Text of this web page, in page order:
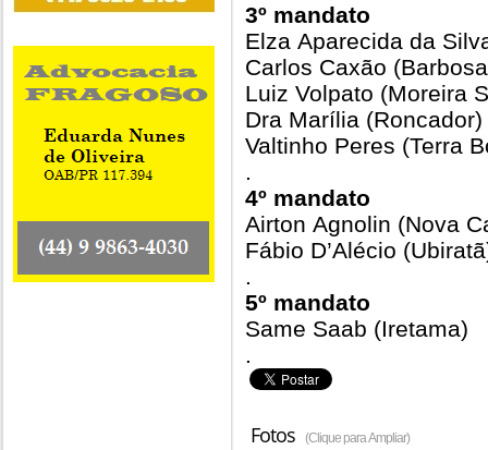
3º mandato
Elza Aparecida da
Carlos Caxão
Luiz Volpato (Moreira
Dra Marília (Roncador)
Valtinho Peres (Terra
4º mandato
Airton Agnolin (Nova
Fábio D’Alécio
5º mandato
Same Saab (Iretama)
Fotos (Clique para Ampliar)